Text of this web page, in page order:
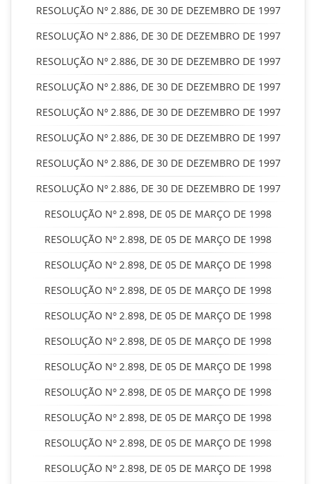
RESOLUÇÃO Nº 2.886, DE 30 DE DEZEMBRO DE 1997
RESOLUÇÃO Nº 2.886, DE 30 DE DEZEMBRO DE 1997
RESOLUÇÃO Nº 2.886, DE 30 DE DEZEMBRO DE 1997
RESOLUÇÃO Nº 2.886, DE 30 DE DEZEMBRO DE 1997
RESOLUÇÃO Nº 2.886, DE 30 DE DEZEMBRO DE 1997
RESOLUÇÃO Nº 2.886, DE 30 DE DEZEMBRO DE 1997
RESOLUÇÃO Nº 2.886, DE 30 DE DEZEMBRO DE 1997
RESOLUÇÃO Nº 2.886, DE 30 DE DEZEMBRO DE 1997
RESOLUÇÃO Nº 2.898, DE 05 DE MARÇO DE 1998
RESOLUÇÃO Nº 2.898, DE 05 DE MARÇO DE 1998
RESOLUÇÃO Nº 2.898, DE 05 DE MARÇO DE 1998
RESOLUÇÃO Nº 2.898, DE 05 DE MARÇO DE 1998
RESOLUÇÃO Nº 2.898, DE 05 DE MARÇO DE 1998
RESOLUÇÃO Nº 2.898, DE 05 DE MARÇO DE 1998
RESOLUÇÃO Nº 2.898, DE 05 DE MARÇO DE 1998
RESOLUÇÃO Nº 2.898, DE 05 DE MARÇO DE 1998
RESOLUÇÃO Nº 2.898, DE 05 DE MARÇO DE 1998
RESOLUÇÃO Nº 2.898, DE 05 DE MARÇO DE 1998
RESOLUÇÃO Nº 2.898, DE 05 DE MARÇO DE 1998